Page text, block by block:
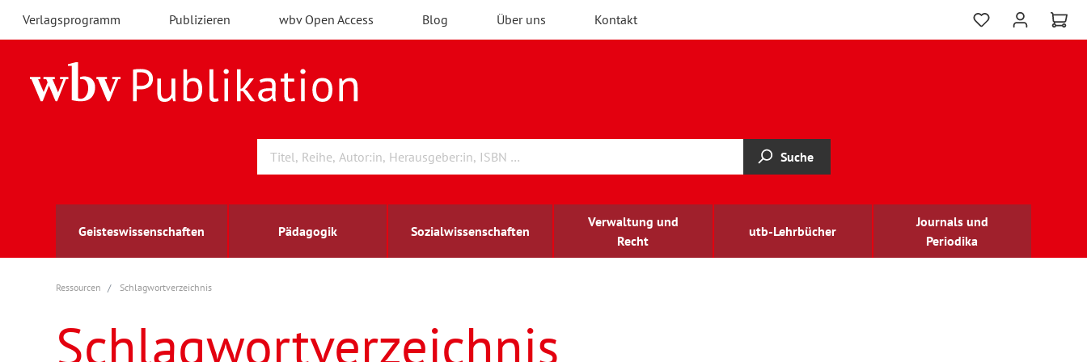
Verlagsprogramm Publizieren wbv Open Access Blog Über uns Kontakt
Suche
Geisteswissenschaften Pädagogik Sozialwissenschaften
Verwaltung und
Recht
utb-Lehrbücher
Journals und
Periodika
Archäologie
Berufs- und Wirtschaftspädagogik
Arbeitsmarktforschung
Außenwirtschaft
berufsbildung
Ressourcen Schlagwortverzeichnis
Schlagwortverzeichnis